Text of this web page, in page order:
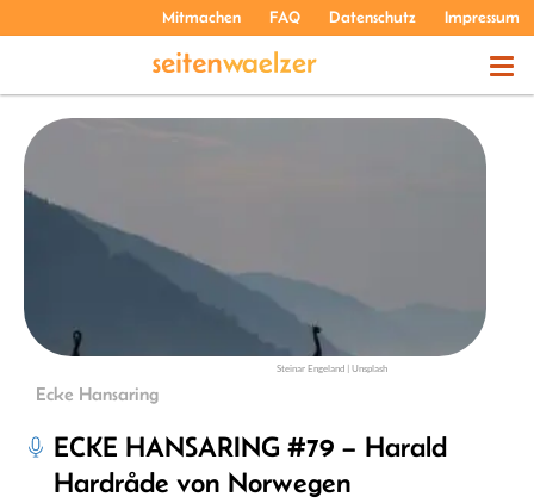
Mitmachen FAQ Datenschutz Impressum
ÜBER UNS
Steinar Engeland | Unsplash
Ecke Hansaring
ECKE HANSARING #79 – Harald
Hardråde von Norwegen